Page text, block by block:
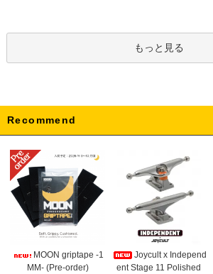
もっと見る
Recommend
MOON griptape -1
MM- (Pre-order)
Joycult x Independ
ent Stage 11 Polished